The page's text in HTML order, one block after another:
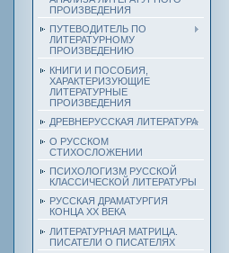
ПРОИЗВЕДЕНИЯ
ПУТЕВОДИТЕЛЬ ПО
ЛИТЕРАТУРНОМУ
ПРОИЗВЕДЕНИЮ
КНИГИ И ПОСОБИЯ,
ХАРАКТЕРИЗУЮЩИЕ
ЛИТЕРАТУРНЫЕ
ПРОИЗВЕДЕНИЯ
ДРЕВНЕРУССКАЯ ЛИТЕРАТУРА
О РУССКОМ
СТИХОСЛОЖЕНИИ
ПСИХОЛОГИЗМ РУССКОЙ
КЛАССИЧЕСКОЙ ЛИТЕРАТУРЫ
РУССКАЯ ДРАМАТУРГИЯ
КОНЦА ХХ ВЕКА
ЛИТЕРАТУРНАЯ МАТРИЦА.
ПИСАТЕЛИ О ПИСАТЕЛЯХ